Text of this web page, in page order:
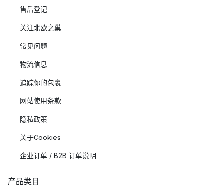
售后登记
关注北欧之巢
常见问题
物流信息
追踪你的包裹
网站使用条款
隐私政策
关于Cookies
企业订单 / B2B 订单说明
产品类目